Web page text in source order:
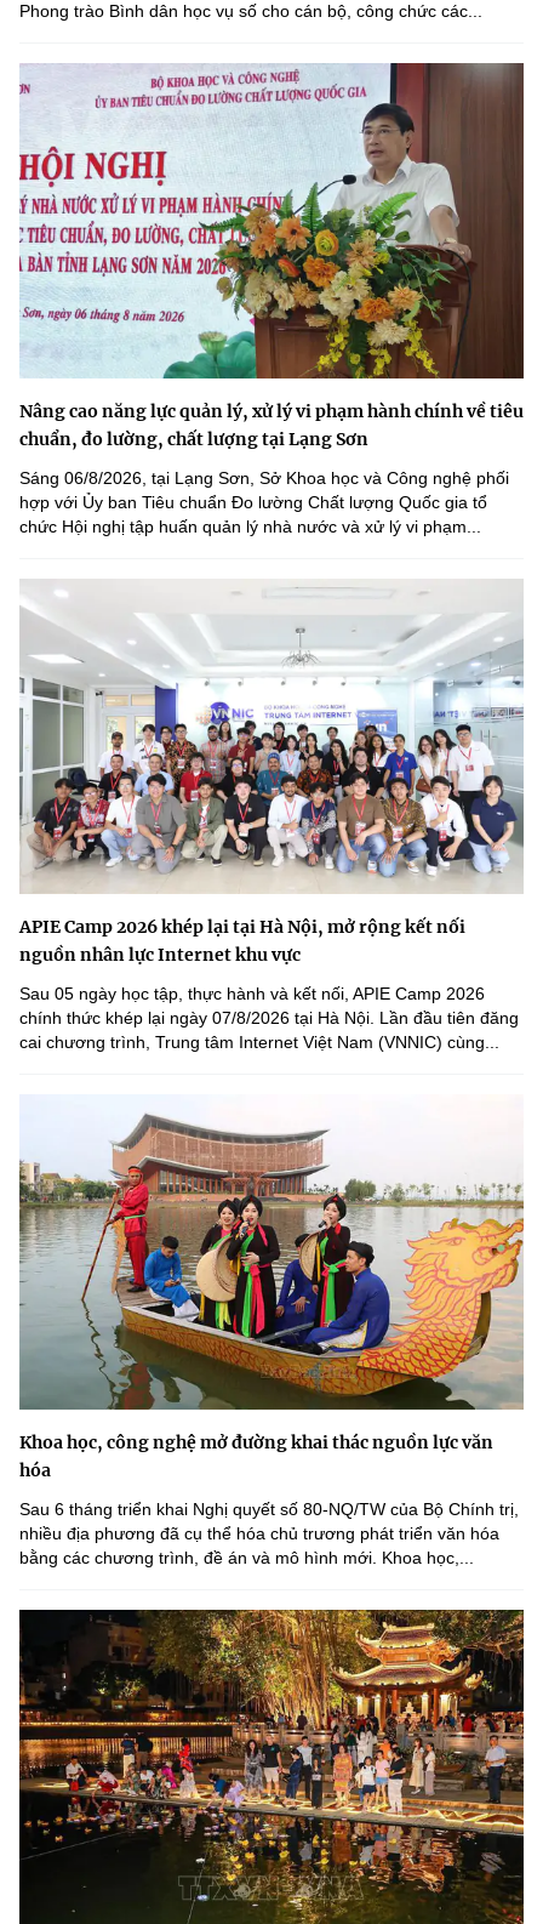
Phong trào Bình dân học vụ số cho cán bộ, công chức các...
Nâng cao năng lực quản lý, xử lý vi phạm hành chính về tiêu
chuẩn, đo lường, chất lượng tại Lạng Sơn
Sáng 06/8/2026, tại Lạng Sơn, Sở Khoa học và Công nghệ phối
hợp với Ủy ban Tiêu chuẩn Đo lường Chất lượng Quốc gia tổ
chức Hội nghị tập huấn quản lý nhà nước và xử lý vi phạm...
APIE Camp 2026 khép lại tại Hà Nội, mở rộng kết nối
nguồn nhân lực Internet khu vực
Sau 05 ngày học tập, thực hành và kết nối, APIE Camp 2026
chính thức khép lại ngày 07/8/2026 tại Hà Nội. Lần đầu tiên đăng
cai chương trình, Trung tâm Internet Việt Nam (VNNIC) cùng...
Khoa học, công nghệ mở đường khai thác nguồn lực văn
hóa
Sau 6 tháng triển khai Nghị quyết số 80-NQ/TW của Bộ Chính trị,
nhiều địa phương đã cụ thể hóa chủ trương phát triển văn hóa
bằng các chương trình, đề án và mô hình mới. Khoa học,...